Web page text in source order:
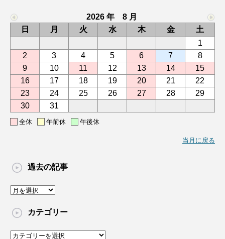
2026 年 8 月
日
月 火 水 木 金
土
1
2
3 4 5 6 7
8
9
10 11 12 13 14
15
16
17 18 19 20 21
22
23
24 25 26 27 28
29
30
31
全休 午前休 午後休
当月に戻る
過去の記事
過
の
事
カテゴリー
カ